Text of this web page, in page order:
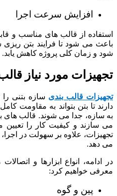
افزایش سرعت اجرا
استفاده از قالب های مناسب و
باعث می شود تا فرایند بتن ریزی
شود و زمان کلی پروژه کاهش یابد.
تجهیزات مورد نیاز
تجهیزات قالب بندی سازه بتنی
دارند تا بتن بتواند به مقاومت
به سازه، جدا می شوند. قالب های
می سازند و کیفیت کار را تعیین
تجهیزات، علاوه بر سهولت در
می دهد.
در ادامه، انواع ابزارها و
معرفی خواهیم کرد:
پین و گوه